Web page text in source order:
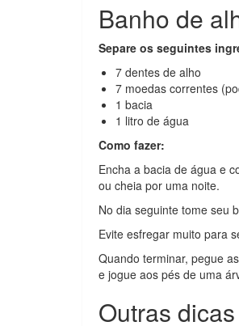
Banho de
Separe os seguintes
7 dentes de alho
7 moedas correntes
1 bacia
1 litro de água
Como fazer:
Encha a bacia de água e
ou cheia por uma noite.
No dia seguinte tome seu
Evite esfregar muito para
Quando terminar, pegue
e jogue aos pés de uma
Outras